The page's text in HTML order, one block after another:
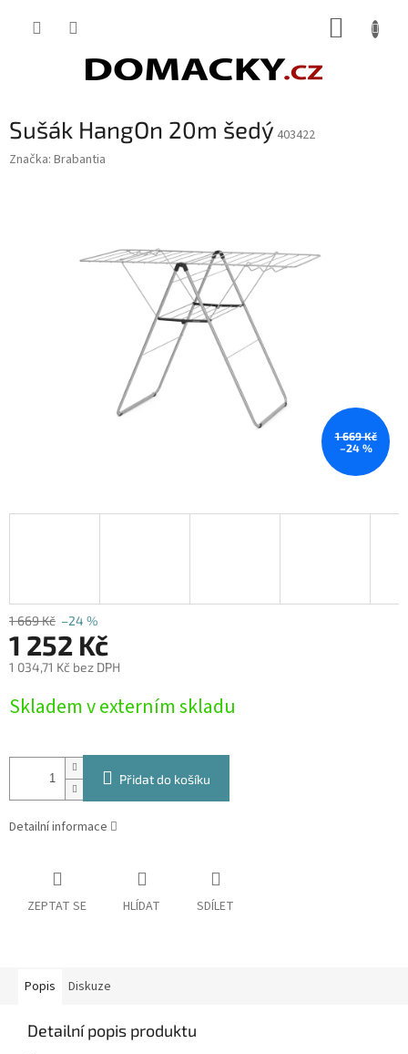
Sušák HangOn 20m šedý 403422
Značka: Brabantia
1 669 Kč
–24 %
1 669 Kč –24 %
1 252 Kč
1 034,71 Kč bez DPH
cena:
Skladem v externím skladu
Přidat do košíku
Detailní informace
ZEPTAT SE HLÍDAT SDÍLET
Popis Diskuze
Detailní popis produktu